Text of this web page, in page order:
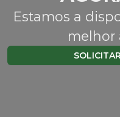
Estamos a
melhor